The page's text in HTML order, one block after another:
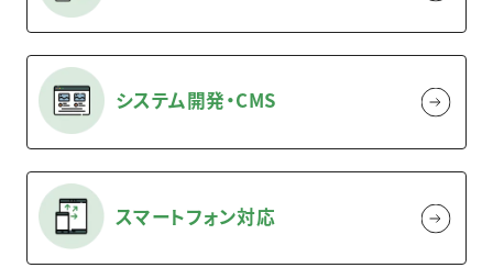
システム開発・CMS
スマートフォン対応